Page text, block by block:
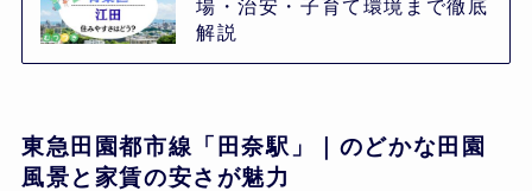
場・治安・子育て環境まで徹底
解説
東急田園都市線「田奈駅」｜のどかな田園
風景と家賃の安さが魅力